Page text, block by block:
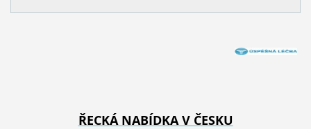
ŘECKÁ NABÍDKA V ČESKU